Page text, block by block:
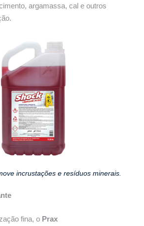
argamassa, cal e outros
incrustações e resíduos minerais.
fina, o Prax